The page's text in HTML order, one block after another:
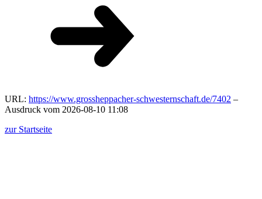
URL: https://www.grossheppacher-schwesternschaft.de/7402 –
Ausdruck vom 2026-08-10 11:08
zur Startseite